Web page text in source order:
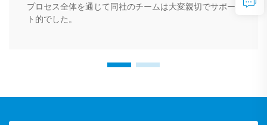
プロセス全体を通じて同社のチームは大変親切でサポー
ト的でした。